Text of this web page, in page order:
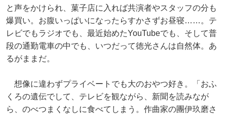
と声をかけられ、菓子店に入れば共演者やスタッフの分も
爆買い。お腹いっぱいになったらすかさずお昼寝……。テ
レビでもラジオでも、最近始めたYouTubeでも、そして普
段の通勤電車の中でも、いつだって徳光さんは自然体。あ
るがままだ。
想像に違わずプライベートでも大のおやつ好き。「おふ
くろの遺伝でして、テレビを観ながら、新聞を読みなが
ら、のべつまくなしに食べてしまう。作曲家の團伊玖磨さ